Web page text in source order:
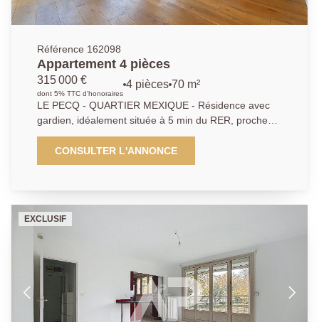
Référence 162098
Appartement 4 pièces
315 000 €
dont 5% TTC d'honoraires
4 pièces 70 m²
LE PECQ - QUARTIER MEXIQUE - Résidence avec
gardien, idéalement située à 5 min du RER, proche
des commerces et des écoles - Appartement 4 pièces
de 70.95m² au 4ème et dernier étage. Il se compose
d'une entrée avec placards, séjour, salle à manger
indépendant. Cave de 9.71m² et emplacement
parking extérieur libre.
CONSULTER L'ANNONCE
EXCLUSIF